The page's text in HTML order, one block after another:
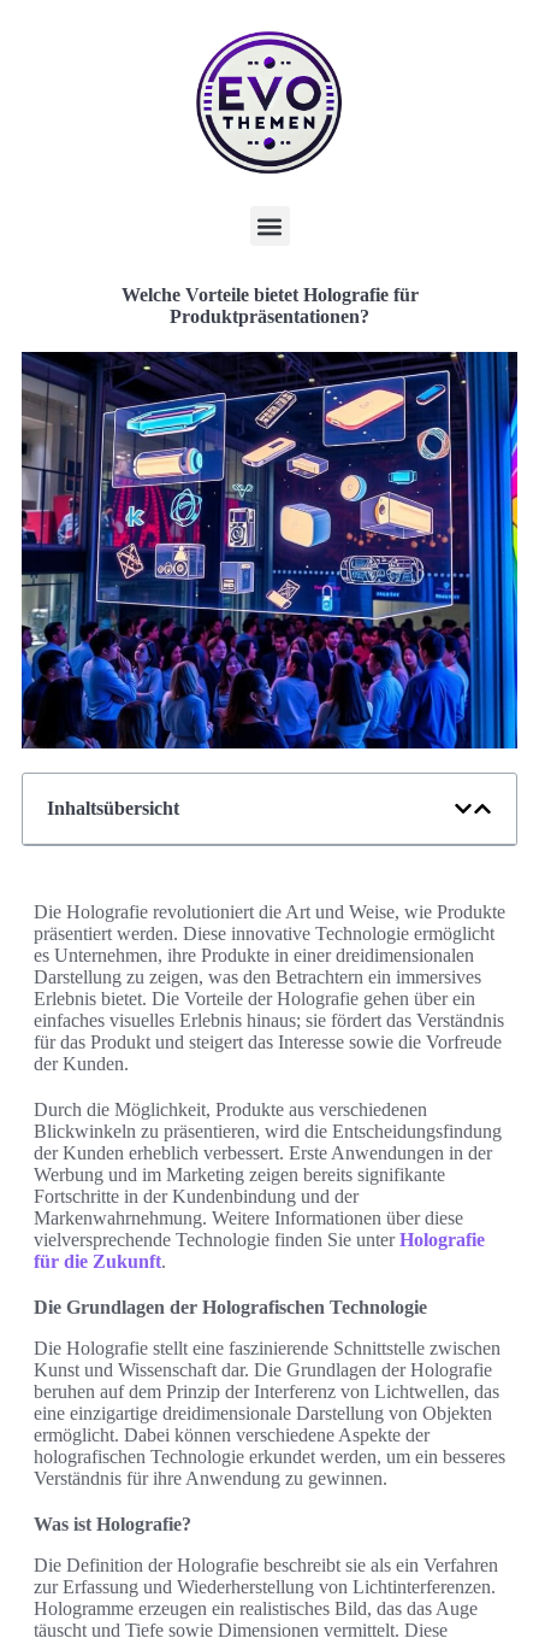
Welche Vorteile bietet Holografie für
Produktpräsentationen?
Inhaltsübersicht
Die Holografie revolutioniert die Art und Weise, wie Produkte
präsentiert werden. Diese innovative Technologie ermöglicht
es Unternehmen, ihre Produkte in einer dreidimensionalen
Darstellung zu zeigen, was den Betrachtern ein immersives
Erlebnis bietet. Die Vorteile der Holografie gehen über ein
einfaches visuelles Erlebnis hinaus; sie fördert das Verständnis
für das Produkt und steigert das Interesse sowie die Vorfreude
der Kunden.
Durch die Möglichkeit, Produkte aus verschiedenen
Blickwinkeln zu präsentieren, wird die Entscheidungsfindung
der Kunden erheblich verbessert. Erste Anwendungen in der
Werbung und im Marketing zeigen bereits signifikante
Fortschritte in der Kundenbindung und der
Markenwahrnehmung. Weitere Informationen über diese
vielversprechende Technologie finden Sie unterHolografie
für die Zukunft.
Die Grundlagen der Holografischen Technologie
Die Holografie stellt eine faszinierende Schnittstelle zwischen
Kunst und Wissenschaft dar. Die Grundlagen der Holografie
beruhen auf dem Prinzip der Interferenz von Lichtwellen, das
eine einzigartige dreidimensionale Darstellung von Objekten
ermöglicht. Dabei können verschiedene Aspekte der
holografischen Technologie erkundet werden, um ein besseres
Verständnis für ihre Anwendung zu gewinnen.
Was ist Holografie?
Die Definition der Holografie beschreibt sie als ein Verfahren
zur Erfassung und Wiederherstellung von Lichtinterferenzen.
Hologramme erzeugen ein realistisches Bild, das das Auge
täuscht und Tiefe sowie Dimensionen vermittelt. Diese